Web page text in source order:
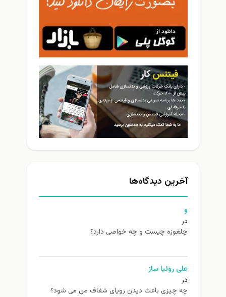
آخرین دیدگاه‌ها
و
در
چلغوزه چیست و چه خواصی دارد؟
علی روئیا ساز
در
چه چیزی باعث دیدن رویای شفاف من می شود؟